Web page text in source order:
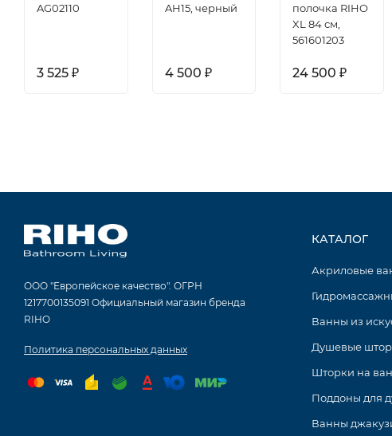
AG02110
3 525 ₽
AH15, черный
4 500 ₽
полочка RIHO
XL 84 см,
561601203
24 500₽
ООО "Европейское качество". ОГРН
1217700135091 Официальный магазин бренда
RIHO
Политика персональных данных
КАТАЛОГ
Акриловые
Ванны из
Душевые
Шторки на
Поддоны для
Ванны